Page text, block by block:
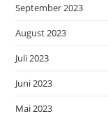
September 2023
August 2023
Juli 2023
Juni 2023
Mai 2023